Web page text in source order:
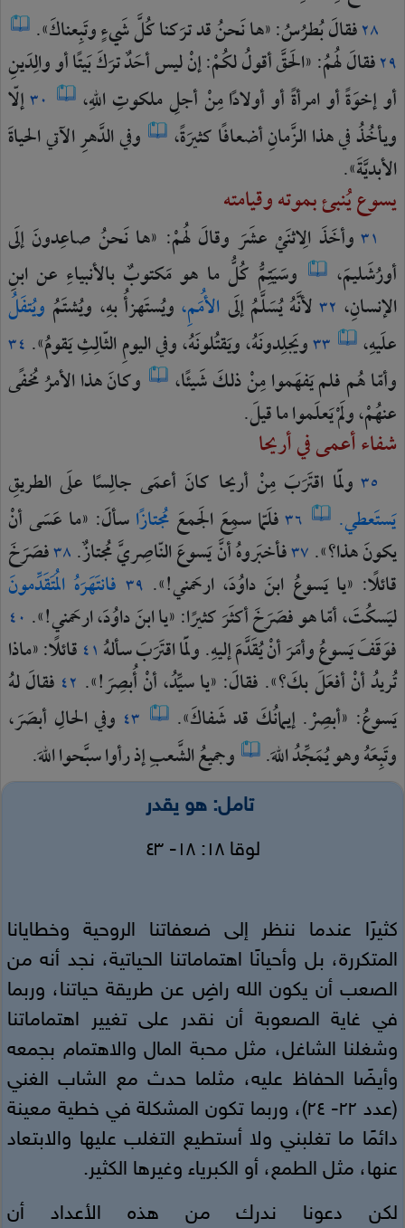
٢٨فقالَبُطرُسُ:«هانَحنُقدترَكناكُلَّشَيءٍوتَبِعناكَ».
٢٩فقالَلهُمُ:«الحَقَّأقولُلكُمْ:إنْليسأحَدٌترَكَبَيتًاأووالِدَينِ
أوإخوَةًأوامرأةًأوأولادًامِنْأجلِملكوتِاللهِ، ٣٠إلّا
ويأخُذُفيهذاالزَّمانِأضعافًاكثيرَةً، وفيالدَّهرِالآتيالحياةَ
الأبديَّةَ».
يسوع يُنبئ بموته وقيامته
٣١ وأخَذَالِاثنَيْعشَرَ وقالَلهُمْ: «هانَحنُصاعِدونَإلَى
أورُشَليمَ،
وسَيَتِمُّ كُلُّماهومَكتوبٌ بالأنبياءِ عنابنِ
الإنسانِ، ٣٢ لأنَّهُيُسَلَّمُإلَىالأُمَمِ،ويُستَهزأُبهِ، ويُشتَمُ ويُتفَلُ
علَيهِ،
٣٣ويَجلِدونَهُ،ويَقتُلونَهُ،وفياليومِالثّالِثِيَقومُ». ٣٤
وأمّاهُمفلميَفهَموامِنْذلكَشَيئًا، وكانَهذاالأمرُمُخفًى
عنهُمْ،ولَمْيَعلَمواماقيلَ.
شفاء أعمى في أريحا
٣٥ ولَمّا اقتَرَبَ مِنْ أريحا كانَ أعمَى جالِسًا علَىالطريقِ
يَستَعطي.
٣٦فلَمّاسمِعَالجَمعَمُجتازًاسألَ: «ماعَسَىأنْ
يكونَهذا؟». ٣٧فأخبَروهُأنَّيَسوعَالنّاصِريَّمُجتازٌ. ٣٨فصَرَخَ
قائلًا: «يايَسوعُ ابنَداوُدَ،ارحَمني!». ٣٩ فانتَهَرَهُ المُتَقَدِّمونَ
ليَسكُتَ،أمّاهوفصَرَخَأكثَرَكثيرًا:«ياابنَداوُدَ،ارحَمني!». ٤٠
فوَقَفَيَسوعُوأمَرَأنْيُقَدَّمَإليهِ.ولَمّااقتَرَبَسألهُ ٤١ قائلًا:«ماذا
تُريدُأنْأفعَلَبكَ؟».فقالَ:«ياسيِّدُ،أنْأُبصِرَ!». ٤٢ فقالَلهُ
يَسوعُ: «أبصِرْ.إيمانُكَ قدشَفاكَ». ٤٣ وفيالحالِ أبصَرَ،
وتَبِعَهُوهويُمَجِّدُاللهَ. وجميعُالشَّعبِإذرأواسبَّحوااللهَ.
تامل: هو يقدر
لوقا ١٨: ١٨- ٤٣
كثيرًا عندما ننظر إلى ضعفاتنا الروحية وخطايانا
المتكررة، بل وأحيانًا اهتماماتنا الحياتية، نجد أنه من
الصعب أن يكون الله راضٍ عن طريقة حياتنا، وربما
في غاية الصعوبة أن نقدر على تغيير اهتماماتنا
وشغلنا الشاغل، مثل محبة المال والاهتمام بجمعه
وأيضًا الحفاظ عليه، مثلما حدث مع الشاب الغني
(عدد ٢٢- ٢٤)، وربما تكون المشكلة في خطية معينة
دائمًا ما تغلبني ولا أستطيع التغلب عليها والابتعاد
عنها، مثل الطمع، أو الكبرياء وغيرها الكثير.
لكن دعونا ندرك من هذه الأعداد أن